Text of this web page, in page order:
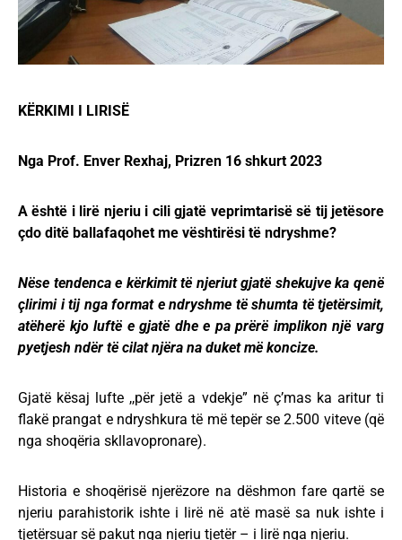
KËRKIMI I LIRISË
Nga Prof. Enver Rexhaj, Prizren 16 shkurt 2023
A është i lirë njeriu i cili gjatë veprimtarisë së tij jetësore
çdo ditë ballafaqohet me vështirësi të ndryshme?
Nëse tendenca e kërkimit të njeriut gjatë shekujve ka qenë
çlirimi i tij nga format e ndryshme të shumta të tjetërsimit,
atëherë kjo luftë e gjatë dhe e pa prërë implikon një varg
pyetjesh ndër të cilat njëra na duket më koncize.
Gjatë kësaj lufte ,,për jetë a vdekje” në ç’mas ka aritur ti
flakë prangat e ndryshkura të më tepër se 2.500 viteve (që
nga shoqëria skllavopronare).
Historia e shoqërisë njerëzore na dëshmon fare qartë se
njeriu parahistorik ishte i lirë në atë masë sa nuk ishte i
tjetërsuar së pakut nga njeriu tjetër – i lirë nga njeriu.